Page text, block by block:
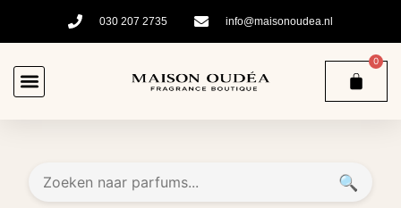
030 207 2735 info@maisonoudea.nl
0
🔍